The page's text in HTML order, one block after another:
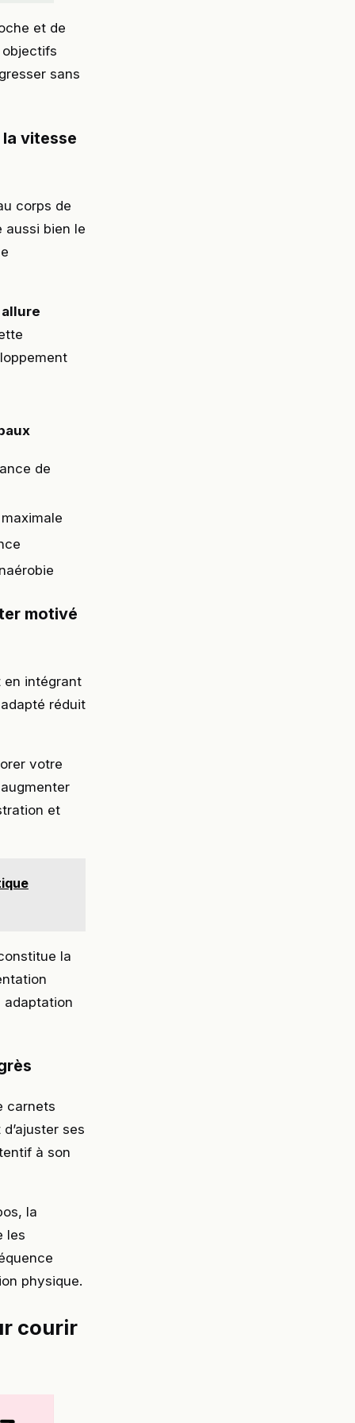
et de
objectifs
sans
vitesse
corps de
aussi bien le
de
motivé
en intégrant
réduit
votre
et
la
adaptation
carnets
ses
à son
la
les
physique.
courir